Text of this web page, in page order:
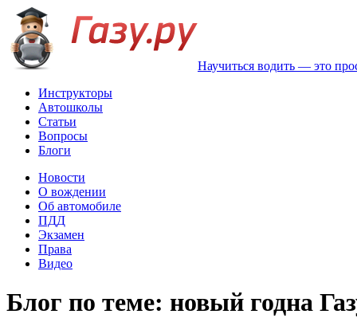
Научиться водить — это
Инструкторы
Автошколы
Статьи
Вопросы
Блоги
Новости
О вождении
Об автомобиле
ПДД
Экзамен
Права
Видео
Блог по теме: новый годна